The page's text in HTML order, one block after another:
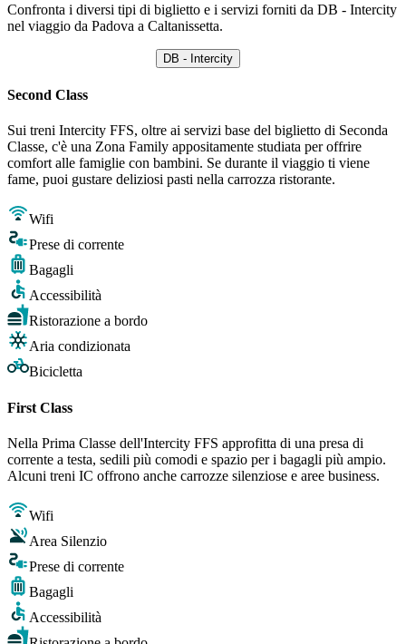
Confronta i diversi tipi di biglietto e i servizi forniti da DB - Intercity
nel viaggio da Padova a Caltanissetta.
DB - Intercity
Second Class
Sui treni Intercity FFS, oltre ai servizi base del biglietto di Seconda
Classe, c'è una Zona Family appositamente studiata per offrire
comfort alle famiglie con bambini. Se durante il viaggio ti viene
fame, puoi gustare deliziosi pasti nella carrozza ristorante.
Wifi
Prese di corrente
Bagagli
Accessibilità
Ristorazione a bordo
Aria condizionata
Bicicletta
First Class
Nella Prima Classe dell'Intercity FFS approfitta di una presa di
corrente a testa, sedili più comodi e spazio per i bagagli più ampio.
Alcuni treni IC offrono anche carrozze silenziose e aree business.
Wifi
Area Silenzio
Prese di corrente
Bagagli
Accessibilità